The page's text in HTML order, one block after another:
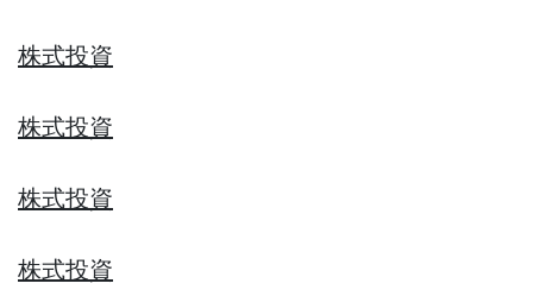
株式投資
株式投資
株式投資
株式投資